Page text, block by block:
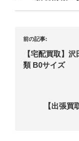
前の記事:
【宅配買取】
類 B0サイズ
【出張